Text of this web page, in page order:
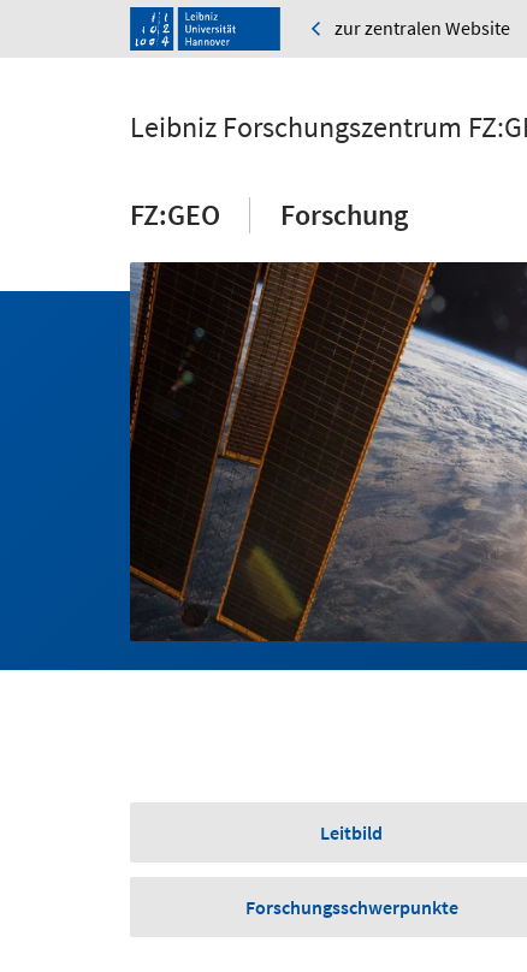
zur zentralen Website
Leibniz Forschungszentrum
FZ:GEO Forschung
Leitbild
Forschungsschwerpunkte